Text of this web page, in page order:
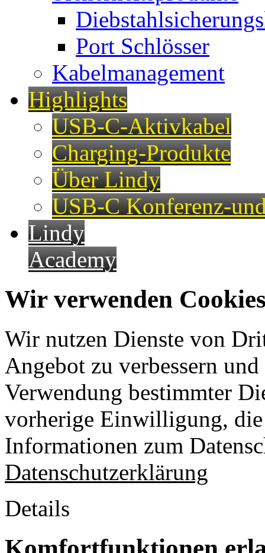
Port Schlösser
Kabelmanagement
Highlights
USB-C-Aktivkabel
Charging-Produkte
Über Lindy
USB-C Konferenz-
Lindy
Academy
Wir verwenden
Wir nutzen Dienste von
Angebot zu verbessern
Verwendung bestimmter
vorherige Einwilligung,
Informationen zum
Datenschutzerklärung
Details